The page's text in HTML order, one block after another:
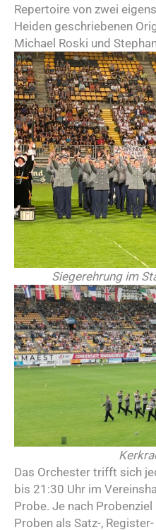
Repertoire von zwei
Heiden geschriebenen
Michael Roski und
Siegerehrung im
Das Orchester trifft sich
bis 21:30 Uhr im
Probe. Je nach
Proben als Satz-,